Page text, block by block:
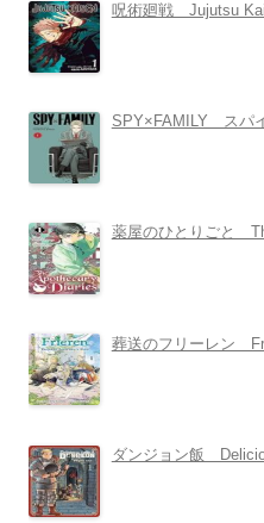
呪術廻戦 Jujutsu
SPY×FAMILY スパ
薬屋のひとりごと
葬送のフリーレン
ダンジョン飯